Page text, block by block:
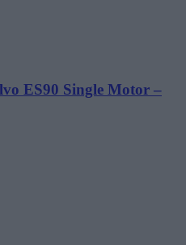
ES90 Single Motor –